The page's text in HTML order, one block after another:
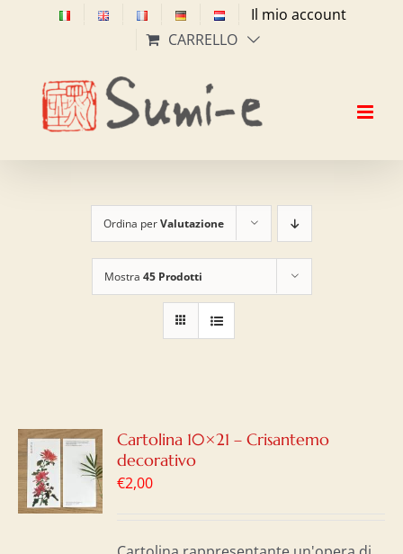
Il mio account
CARRELLO
Ordina perValutazione
Mostra 45 Prodotti
Cartolina 10×21 – Crisantemo
decorativo
€2,00